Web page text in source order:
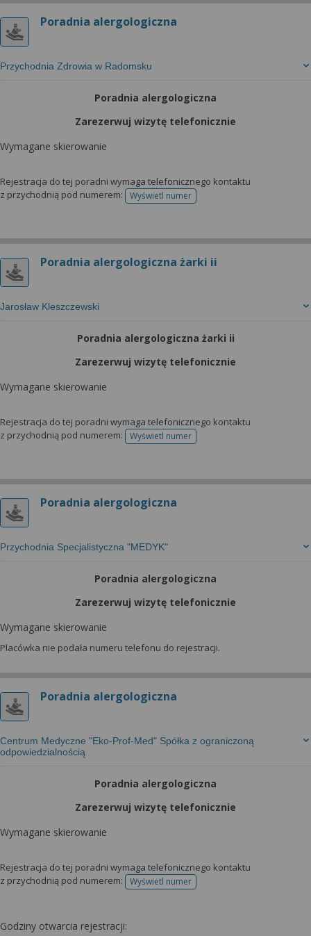
Poradnia alergologiczna
Przychodnia Zdrowia w Radomsku
Poradnia alergologiczna
Zarezerwuj wizytę telefonicznie
Wymagane skierowanie
Rejestracja do tej poradni wymaga telefonicznego kontaktu
z przychodnią pod numerem:
Wyświetl numertelefonu do rejestracji
Poradnia alergologiczna żarki ii
Jarosław Kleszczewski
Poradnia alergologiczna żarki ii
Zarezerwuj wizytę telefonicznie
Wymagane skierowanie
Rejestracja do tej poradni wymaga telefonicznego kontaktu
z przychodnią pod numerem:
Wyświetl numertelefonu do rejestracji
Poradnia alergologiczna
Przychodnia Specjalistyczna "MEDYK"
Poradnia alergologiczna
Zarezerwuj wizytę telefonicznie
Wymagane skierowanie
Placówka nie podała numeru telefonu do rejestracji.
Poradnia alergologiczna
Centrum Medyczne "Eko-Prof-Med" Spółka z ograniczoną
odpowiedzialnością
Poradnia alergologiczna
Zarezerwuj wizytę telefonicznie
Wymagane skierowanie
Rejestracja do tej poradni wymaga telefonicznego kontaktu
z przychodnią pod numerem:
Wyświetl numertelefonu do rejestracji
Godziny otwarcia rejestracji: